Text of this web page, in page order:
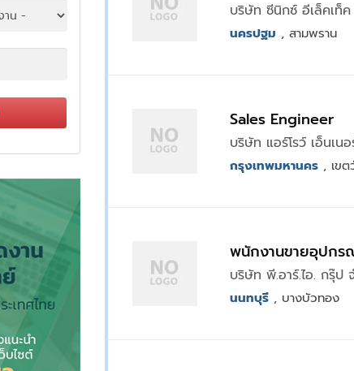
บริษัท ซีนิกซ์ อีเล็คเท็
นครปฐม , สามพราน
Sales Engineer
บริษัท แอร์โรว์ เอ็นเน
กรุงเทพมหานคร, เขต
บริษัท พี.อาร์.ไอ. กรุ๊ป
นนทบุรี, บางบัวทอง